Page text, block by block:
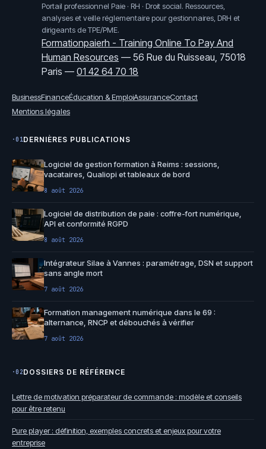
Portail professionnel Paie · RH · Droit social. Ressources,
analyses et veille réglementaire pour gestionnaires, DRH et
dirigeants de TPE/PME.
Formationpaierh - Training Online To Pay And
Human Resources —56 Rue du Ruisseau, 75018
Paris —01 42 64 70 18
BusinessFinanceÉducation & EmploiAssuranceContact
Mentions légales
·01DERNIÈRES PUBLICATIONS
Logiciel de gestion formation à Reims : sessions,
vacataires, Qualiopi et tableaux de bord
8 août 2026
Logiciel de distribution de paie : coffre-fort numérique,
API et conformité RGPD
8 août 2026
Intégrateur Silae à Vannes : paramétrage, DSN et support
sans angle mort
7 août 2026
Formation management numérique dans le 69 :
alternance, RNCP et débouchés à vérifier
7 août 2026
·02DOSSIERS DE RÉFÉRENCE
Lettre de motivation préparateur de commande : modèle et conseils
pour être retenu
Pure player : définition, exemples concrets et enjeux pour votre
entreprise